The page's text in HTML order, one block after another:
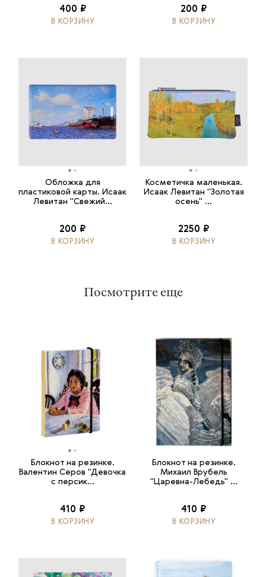
400 ₽
В КОРЗИНУ
200 ₽
В КОРЗИНУ
Обложка для
пластиковой карты. Исаак
Левитан "Свежий...
200 ₽
В КОРЗИНУ
Косметичка маленькая.
Исаак Левитан "Золотая
осень" ...
2250 ₽
В КОРЗИНУ
Посмотрите еще
Блокнот на резинке.
Валентин Серов "Девочка
с персик...
410 ₽
В КОРЗИНУ
Блокнот на резинке.
Михаил Врубель
"Царевна-Лебедь" ...
410 ₽
В КОРЗИНУ